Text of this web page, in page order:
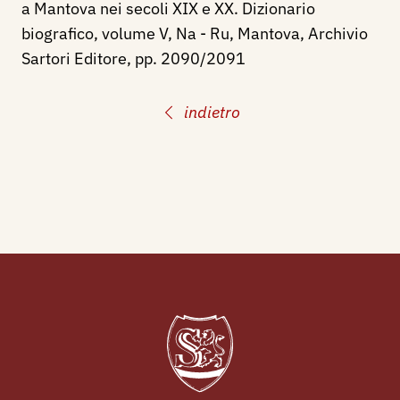
indietro
a Mantova nei secoli XIX e XX. Dizionario
biografico, volume V, Na - Ru, Mantova, Archivio
Sartori Editore, pp. 2090/2091